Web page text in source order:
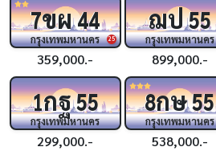
25
7ขผ44
กรุงเทพมหานคร
359,000.-
ฌป55
กรุงเทพมหานคร
899,000.-
1กฐ55
กรุงเทพมหานคร
299,000.-
8กษ55
กรุงเทพมหานคร
538,000.-